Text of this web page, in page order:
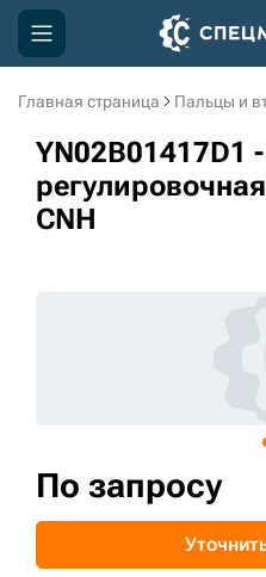
Главная страница Пальцы и
YN02B01417D1
CNH
По запросу
Компания
Акции
Доставка и оплата
sksale@skdst.ru
+7 (499) 394-50-93